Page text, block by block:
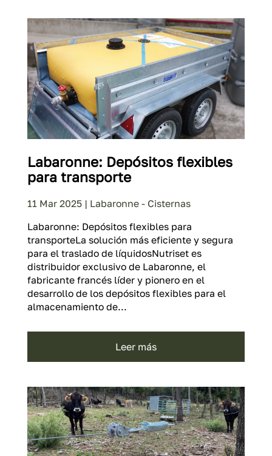
Labaronne: Depósitos flexibles
para transporte
11 Mar 2025| Labaronne - Cisternas
Labaronne: Depósitos flexibles para
transporteLa solución más eficiente y segura
para el traslado de líquidosNutriset es
distribuidor exclusivo de Labaronne, el
fabricante francés líder y pionero en el
desarrollo de los depósitos flexibles para el
almacenamiento de...
leer más